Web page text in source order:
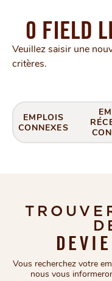
0 FIELD
Veuillez saisir une
critères.
EMPLOIS
CONNEXES
Vous recherchez votre
nous vous